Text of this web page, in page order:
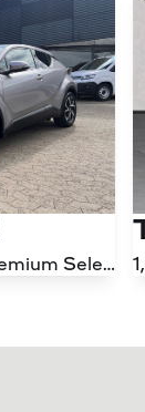
1,8 Hybrid C-LUB Premium Selected Multidrive S 122HK 5d Aut.